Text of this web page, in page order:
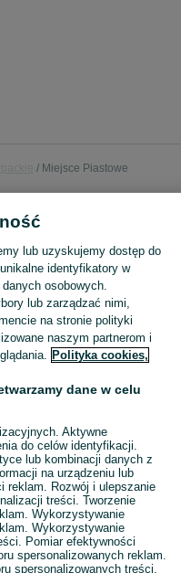
Miejsce Piastowe
Zobacz
lub uzyskujemy dostęp do
identyfikatory w
osobowych.
lub zarządzać nimi,
na stronie polityki
naszym partnerom i
Polityka cookies,
dane w celu
Aktywne
do celów identyfikacji.
lub kombinacji danych z
na urządzeniu lub
reklam. Rozwój i ulepszanie
treści. Tworzenie
Wykorzystywanie
Wykorzystywanie
Pomiar efektywności
spersonalizowanych reklam.
spersonalizowanych treści.